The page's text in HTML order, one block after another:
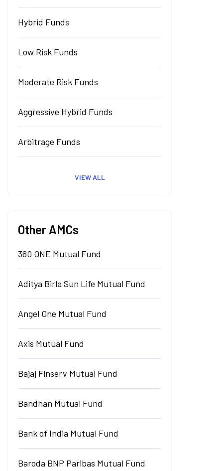
Hybrid Funds
Low Risk Funds
Moderate Risk Funds
Aggressive Hybrid Funds
Arbitrage Funds
VIEW ALL
Other AMCs
360 ONE Mutual Fund
Aditya Birla Sun Life Mutual Fund
Angel One Mutual Fund
Axis Mutual Fund
Bajaj Finserv Mutual Fund
Bandhan Mutual Fund
Bank of India Mutual Fund
Baroda BNP Paribas Mutual Fund